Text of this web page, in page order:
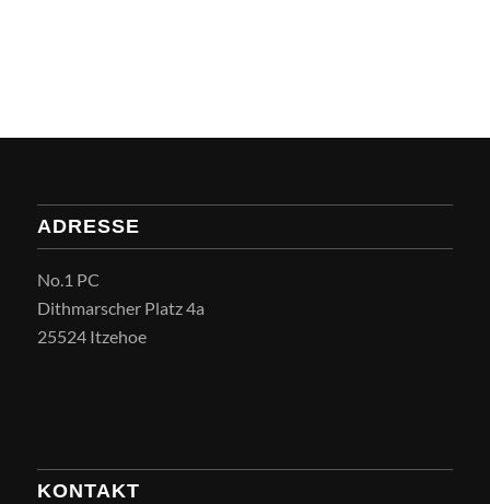
ADRESSE
No.1 PC
Dithmarscher Platz 4a
25524 Itzehoe
KONTAKT